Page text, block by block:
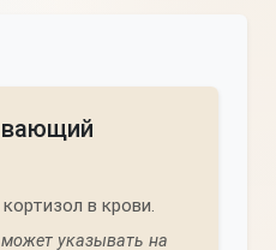
в крови.
указывать на